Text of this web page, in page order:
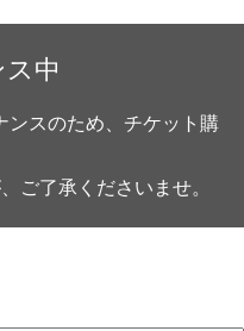
中
ンスのため、チケット購
ご了承くださいませ。